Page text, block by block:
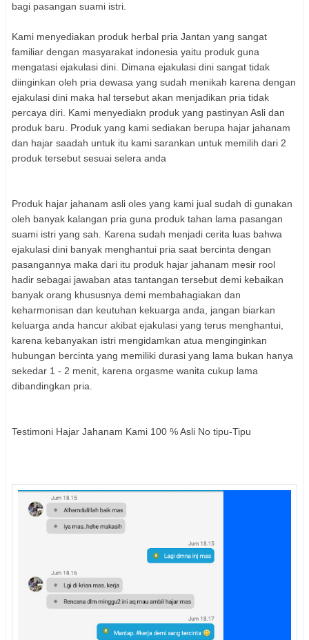
bagi pasangan suami istri.
Kami menyediakan produk herbal pria Jantan yang sangat
familiar dengan masyarakat indonesia yaitu produk guna
mengatasi ejakulasi dini. Dimana ejakulasi dini sangat tidak
diinginkan oleh pria dewasa yang sudah menikah karena dengan
ejakulasi dini maka hal tersebut akan menjadikan pria tidak
percaya diri. Kami menyediakn produk yang pastinyan Asli dan
produk baru. Produk yang kami sediakan berupa hajar jahanam
dan hajar saadah untuk itu kami sarankan untuk memilih dari 2
produk tersebut sesuai selera anda
Produk hajar jahanam asli oles yang kami jual sudah di gunakan
oleh banyak kalangan pria guna produk tahan lama pasangan
suami istri yang sah. Karena sudah menjadi cerita luas bahwa
ejakulasi dini banyak menghantui pria saat bercinta dengan
pasangannya maka dari itu produk hajar jahanam mesir rool
hadir sebagai jawaban atas tantangan tersebut demi kebaikan
banyak orang khususnya demi membahagiakan dan
keharmonisan dan keutuhan kekuarga anda, jangan biarkan
keluarga anda hancur akibat ejakulasi yang terus menghantui,
karena kebanyakan istri mengidamkan atua menginginkan
hubungan bercinta yang memiliki durasi yang lama bukan hanya
sekedar 1 - 2 menit, karena orgasme wanita cukup lama
dibandingkan pria.
Testimoni Hajar Jahanam Kami 100 % Asli No tipu-Tipu